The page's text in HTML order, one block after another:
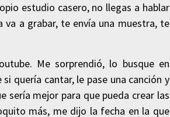
estudio casero, no llegas a hablar
a grabar, te envía una muestra, te
Me sorprendió, lo busque en
quería cantar, le pase una canción y
sería mejor para que pueda crear las
más, me dijo la fecha en la que